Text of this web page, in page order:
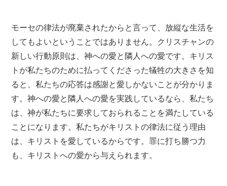
モーセの律法が廃棄されたからと言って、放縦な生活を
してもよいということではありません。クリスチャンの
新しい行動原則は、神への愛と隣人への愛です。キリス
トが私たちのために払ってくださった犠牲の大きさを知
ると、私たちの応答は感謝と愛しかないことが分かりま
す。神への愛と隣人への愛を実践しているなら、私たち
は、神が私たちに要求しておられることを満たしている
ことになります。私たちがキリストの律法に従う理由
は、キリストを愛しているからです。罪に打ち勝つ力
も、キリストへの愛から与えられます。